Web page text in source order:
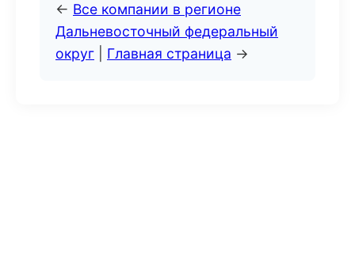
← Все компании в регионе
Дальневосточный федеральный
округ
Главная страница →